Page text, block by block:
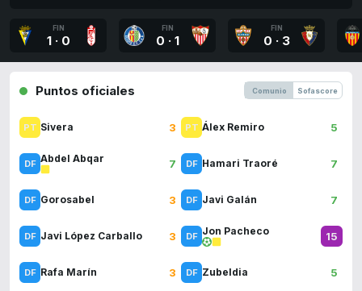
FIN
1 · 0
FIN
0 · 1
FIN
0 · 3
Puntos oficiales Comunio Sofascore
Sivera 3
Abdel Abqar 7
Gorosabel 3
Javi López Carballo 3
Rafa Marín 3
Álex Remiro 5
Hamari Traoré 7
Javi Galán 7
Jon Pacheco 15
Zubeldia 5